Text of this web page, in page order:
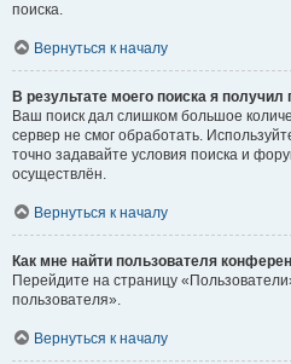
поиска.
Вернуться к началу
В результате моего поиска я получил
Ваш поиск дал слишком большое
сервер не смог обработать.
точно задавайте условия поиска и
осуществлён.
Вернуться к началу
Как мне найти пользователя
Перейдите на страницу
пользователя».
Вернуться к началу